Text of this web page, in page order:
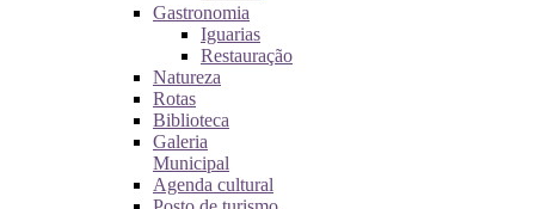
Gastronomia
Iguarias
Restauração
Natureza
Rotas
Biblioteca
Galeria
Municipal
Agenda cultural